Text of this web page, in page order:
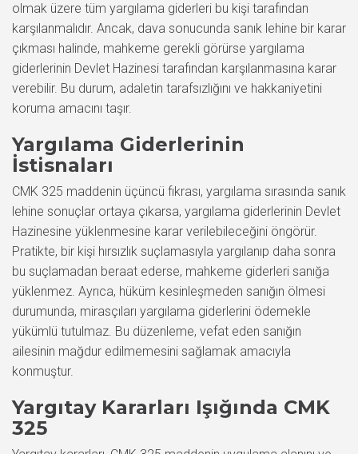
olmak üzere tüm yargılama giderleri bu kişi tarafından
karşılanmalıdır. Ancak, dava sonucunda sanık lehine bir karar
çıkması halinde, mahkeme gerekli görürse yargılama
giderlerinin Devlet Hazinesi tarafından karşılanmasına karar
verebilir. Bu durum, adaletin tarafsızlığını ve hakkaniyetini
koruma amacını taşır.
Yargılama Giderlerinin
İstisnaları
CMK 325 maddenin üçüncü fıkrası, yargılama sırasında sanık
lehine sonuçlar ortaya çıkarsa, yargılama giderlerinin Devlet
Hazinesine yüklenmesine karar verilebileceğini öngörür.
Pratikte, bir kişi hırsızlık suçlamasıyla yargılanıp daha sonra
bu suçlamadan beraat ederse, mahkeme giderleri sanığa
yüklenmez. Ayrıca, hüküm kesinleşmeden sanığın ölmesi
durumunda, mirasçıları yargılama giderlerini ödemekle
yükümlü tutulmaz. Bu düzenleme, vefat eden sanığın
ailesinin mağdur edilmemesini sağlamak amacıyla
konmuştur.
Yargıtay Kararları Işığında CMK
325